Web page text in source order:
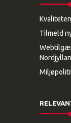
Tilmeld